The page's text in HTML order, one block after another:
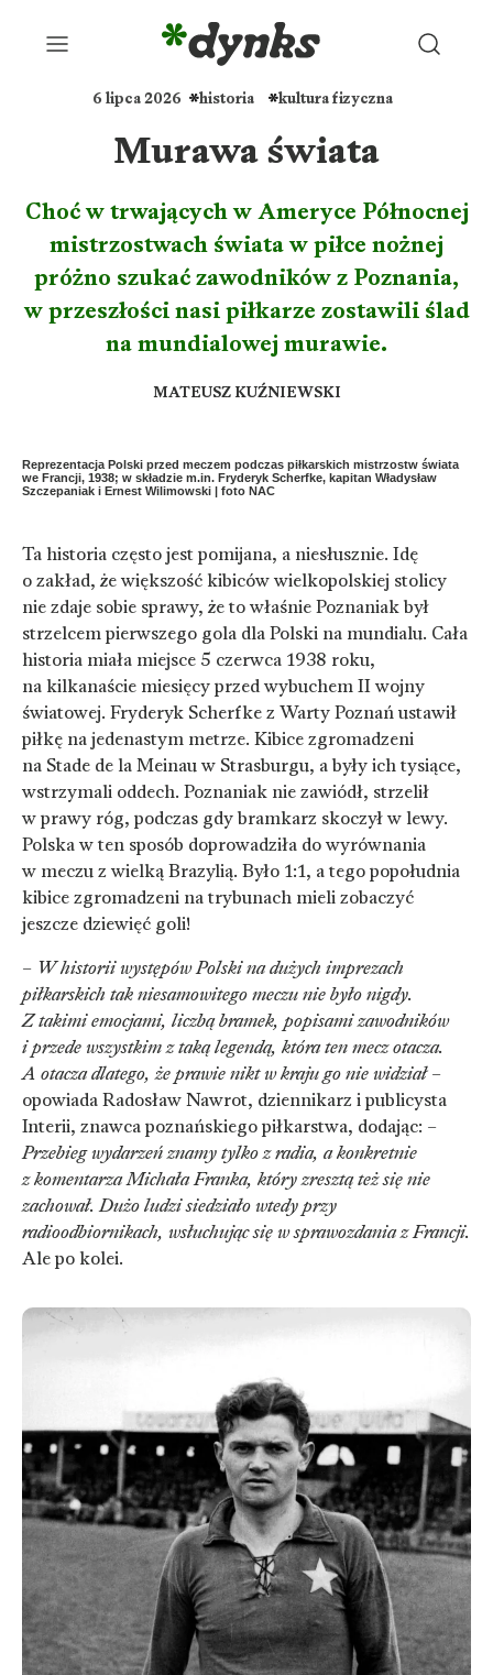
6 lipca 2026 historia kultura fizyczna
Murawa świata
Choć w trwających w Ameryce Północnej
mistrzostwach świata w piłce nożnej
próżno szukać zawodników z Poznania,
w przeszłości nasi piłkarze zostawili ślad
na mundialowej murawie.
MATEUSZ KUŹNIEWSKI
Reprezentacja Polski przed meczem podczas piłkarskich mistrzostw świata
we Francji, 1938; w składzie m.in. Fryderyk Scherfke, kapitan Władysław
Szczepaniak i Ernest Wilimowski | foto NAC
Ta historia często jest pomijana, a niesłusznie. Idę
o zakład, że większość kibiców wielkopolskiej stolicy
nie zdaje sobie sprawy, że to właśnie Poznaniak był
strzelcem pierwszego gola dla Polski na mundialu. Cała
historia miała miejsce 5 czerwca 1938 roku,
na kilkanaście miesięcy przed wybuchem II wojny
światowej. Fryderyk Scherfke z Warty Poznań ustawił
piłkę na jedenastym metrze. Kibice zgromadzeni
na Stade de la Meinau w Strasburgu, a były ich tysiące,
wstrzymali oddech. Poznaniak nie zawiódł, strzelił
w prawy róg, podczas gdy bramkarz skoczył w lewy.
Polska w ten sposób doprowadziła do wyrównania
w meczu z wielką Brazylią. Było 1:1, a tego popołudnia
kibice zgromadzeni na trybunach mieli zobaczyć
jeszcze dziewięć goli!
– W historii występów Polski na dużych imprezach
piłkarskich tak niesamowitego meczu nie było nigdy.
Z takimi emocjami, liczbą bramek, popisami zawodników
i przede wszystkim z taką legendą, która ten mecz otacza.
A otacza dlatego, że prawie nikt w kraju go nie widział –
opowiada Radosław Nawrot, dziennikarz i publicysta
Interii, znawca poznańskiego piłkarstwa, dodając: –
Przebieg wydarzeń znamy tylko z radia, a konkretnie
z komentarza Michała Franka, który zresztą też się nie
zachował. Dużo ludzi siedziało wtedy przy
radioodbiornikach, wsłuchując się w sprawozdania z Francji.
Ale po kolei.